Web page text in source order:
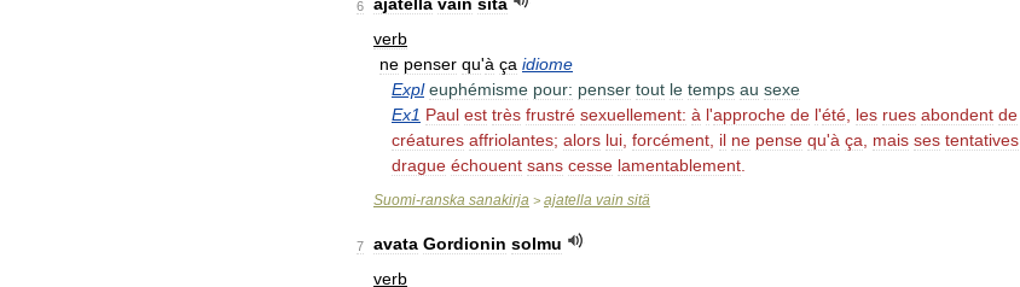
6
verb
ne penser qu'à ça idiome
Expl euphémisme pour: penser tout le temps au sexe
Ex1 Paul est très frustré sexuellement: à l'approche de l'été les rues abondent de
créatures affriolantes; alors lui forcément il ne pense qu'à ça mais ses tentatives
drague échouent sans cesse lamentablement
Suomi-ranska sanakirja > ajatella vain sitä
7 avata Gordionin solmu
verb